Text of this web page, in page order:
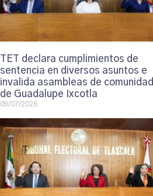
TET declara cumplimientos de
sentencia en diversos asuntos e
invalida asambleas de comunidad
de Guadalupe Ixcotla
09/07/2026